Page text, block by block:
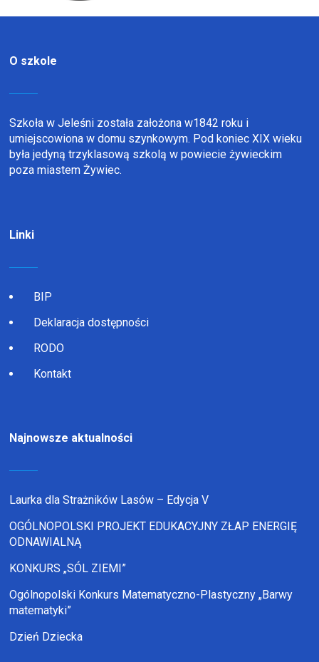
O szkole
Szkoła w Jeleśni została założona w1842 roku i
umiejscowiona w domu szynkowym. Pod koniec XIX wieku
była jedyną trzyklasową szkolą w powiecie żywieckim
poza miastem Żywiec.
Linki
BIP
Deklaracja dostępności
RODO
Kontakt
Najnowsze aktualności
Laurka dla Strażników Lasów – Edycja V
OGÓLNOPOLSKI PROJEKT EDUKACYJNY ZŁAP ENERGIĘ
ODNAWIALNĄ
KONKURS „SÓL ZIEMI”
Ogólnopolski Konkurs Matematyczno-Plastyczny „Barwy
matematyki”
Dzień Dziecka